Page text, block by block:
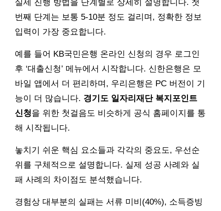
실제 진행 방법을 단계별로 상세히 설명합니다. 첫
번째 단계는 보통 5-10분 정도 걸리며, 정확한 정보
입력이 가장 중요합니다.
예를 들어 KB국민은행 온라인 신청의 경우 로그인
후 ‘대출신청’ 메뉴에서 시작합니다. 신한은행은 모
바일 앱에서 더 편리하며, 우리은행은 PC 버전이 기
능이 더 많습니다. 경기도 일자리재단 복지포인트
신청을 위한 첫걸음도 비슷하게 공식 홈페이지를 통
해 시작됩니다.
놓치기 쉬운 핵심 요소들과 각각의 중요도, 우선순
위를 구체적으로 설명합니다. 실제 성공 사례와 실
패 사례의 차이점도 분석했습니다.
경험상 대부분의 실패는 서류 미비(40%), 소득증빙